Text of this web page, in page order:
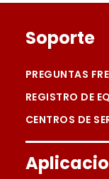
Soporte
PREGUNTAS
REGISTRO DE
CENTROS DE